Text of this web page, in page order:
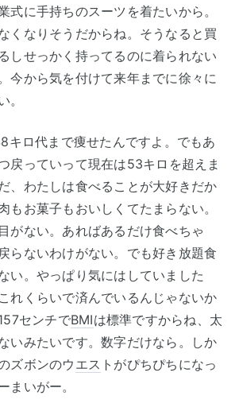
式に手持ちのスーツを着たいから。
くなりそうだからね。そうなると買
しせっかく持ってるのに着られない
今から気を付けて来年までに徐々に
。
キロ代まで痩せたんですよ。でもあ
戻っていって現在は53キロを超えま
、わたしは食べることが大好きだか
もお菓子もおいしくてたまらない。
がない。あればあるだけ食べちゃ
らないわけがない。でも好き放題食
い。やっぱり気にはしていました
れくらいで済んでいるんじゃないか
センチでBMIは標準ですからね、太
いみたいです。数字だけなら。しか
ズボンのウ エス トがぴちぴちになっ
まいがー。